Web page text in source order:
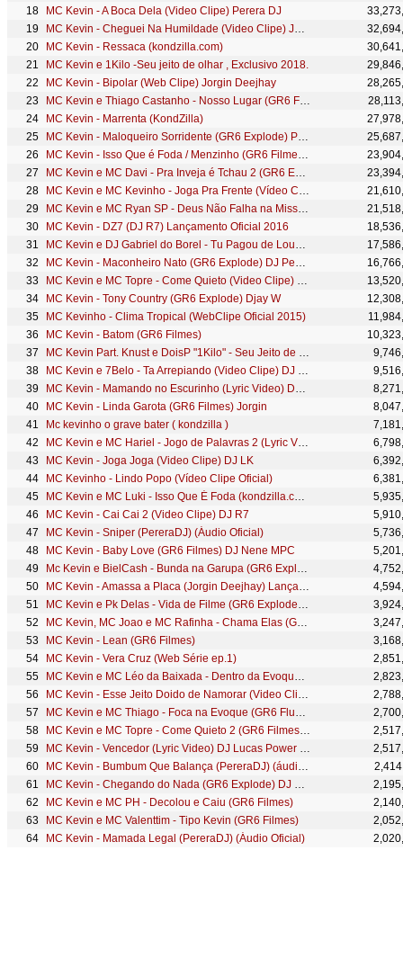
MC Kevin - A Boca Dela (Video Clipe) Perera DJ
MC Kevin - Cheguei Na Humildade (Video Clipe) Jorgin Deejhay
MC Kevin - Ressaca (kondzilla.com)
MC Kevin e 1Kilo -Seu jeito de olhar , Exclusivo 2018.
MC Kevin - Bipolar (Web Clipe) Jorgin Deejhay
MC Kevin e Thiago Castanho - Nosso Lugar (GR6 Filmes)
MC Kevin - Marrenta (KondZilla)
MC Kevin - Maloqueiro Sorridente (GR6 Explode) Perera DJ
MC Kevin - Isso Que é Foda / Menzinho (GR6 Filmes) DJ Nene
MC Kevin e MC Davi - Pra Inveja é Tchau 2 (GR6 Explode) Perera DJ
MC Kevin e MC Kevinho - Joga Pra Frente (Vídeo Clipe Oficial 2015)
MC Kevin e MC Ryan SP - Deus Não Falha na Missão (GR6 Explode) DJ Pedro
MC Kevin - DZ7 (DJ R7) Lançamento Oficial 2016
MC Kevin e DJ Gabriel do Borel - Tu Pagou de Louca (GR6 Explode)
MC Kevin - Maconheiro Nato (GR6 Explode) DJ Pedro
MC Kevin e MC Topre - Come Quieto (Video Clipe) DJ Marquinhos Sangue Bom
MC Kevin - Tony Country (GR6 Explode) Djay W
MC Kevinho - Clima Tropical (WebClipe Oficial 2015)
MC Kevin - Batom (GR6 Filmes)
MC Kevin Part. Knust e DoisP "1Kilo" - Seu Jeito de Olhar (Video Clipe)
MC Kevin e 7Belo - Ta Arrepiando (Video Clipe) DJ Nene MPC
MC Kevin - Mamando no Escurinho (Lyric Video) DJ R7
MC Kevin - Linda Garota (GR6 Filmes) Jorgin
Mc kevinho o grave bater ( kondzilla )
MC Kevin e MC Hariel - Jogo de Palavras 2 (Lyric Video) Jorgin Deejhay
MC Kevin - Joga Joga (Video Clipe) DJ LK
MC Kevinho - Lindo Popo (Vídeo Clipe Oficial)
MC Kevin e MC Luki - Isso Que É Foda (kondzilla.com)
MC Kevin - Cai Cai 2 (Video Clipe) DJ R7
MC Kevin - Sniper (PereraDJ) (Áudio Oficial)
MC Kevin - Baby Love (GR6 Filmes) DJ Nene MPC
Mc Kevin e BielCash - Bunda na Garupa (GR6 Explode) DJ Nene
MC Kevin - Amassa a Placa (Jorgin Deejhay) Lançamento Oficial 2016
MC Kevin e Pk Delas - Vida de Filme (GR6 Explode) D-hit
MC Kevin, MC Joao e MC Rafinha - Chama Elas (GR6 Filmes) Perera DJ
MC Kevin - Lean (GR6 Filmes)
MC Kevin - Vera Cruz (Web Série ep.1)
MC Kevin e MC Léo da Baixada - Dentro da Evoque 2 (kondzilla.com)
MC Kevin - Esse Jeito Doido de Namorar (Video Clipe) Perera DJ
MC Kevin e MC Thiago - Foca na Evoque (GR6 Fluxos) DJ Pedro
MC Kevin e MC Topre - Come Quieto 2 (GR6 Filmes) DJ Marquinhos Sangue Bom
MC Kevin - Vencedor (Lyric Video) DJ Lucas Power Som
MC Kevin - Bumbum Que Balança (PereraDJ) (áudio Oficial)
MC Kevin - Chegando do Nada (GR6 Explode) DJ Pedro
MC Kevin e MC PH - Decolou e Caiu (GR6 Filmes)
MC Kevin e MC Valenttim - Tipo Kevin (GR6 Filmes)
MC Kevin - Mamada Legal (PereraDJ) (Áudio Oficial)